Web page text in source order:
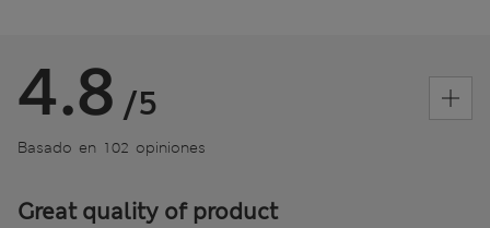
4.8 /5
Basado en 102 opiniones
Great quality of product